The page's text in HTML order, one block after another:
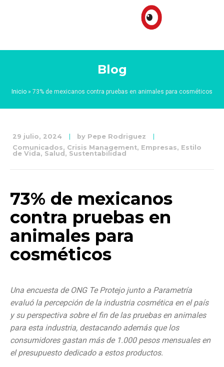
Blog
Inicio » 73% de mexicanos contra pruebas en animales para cosméticos
29 julio, 2024 by Pepe Rodriguez
Comunicados, Crisis Management, Empresas, Estilo
de Vida, Salud , Sustentabilidad
73% de mexicanos
contra pruebas en
animales para
cosméticos
Una encuesta de ONG Te Protejo junto a Parametría
evaluó la percepción de la industria cosmética en el país
y su perspectiva sobre el fin de las pruebas en animales
para esta industria, destacando además que los
consumidores gastan más de 1.000 pesos mensuales en
el presupuesto dedicado a estos productos.